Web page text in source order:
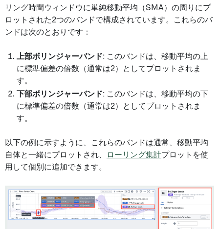
リング時間ウィンドウに単純移動平均（SMA）の周りにプ
ロットされた2つのバンドで構成されています。これらのバ
ンドは次のとおりです：
上部ボリンジャーバンド: このバンドは、移動平均の上
に標準偏差の倍数（通常は2）としてプロットされま
す。
下部ボリンジャーバンド: このバンドは、移動平均の下
に標準偏差の倍数（通常は2）としてプロットされま
す。
以下の例に示すように、これらのバンドは通常、移動平均
自体と一緒にプロットされ、
ローリング集計プロットを使
用して個別に追加できます。